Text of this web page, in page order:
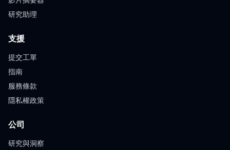
研究助理
支援
提交工單
指南
服務條款
隱私權政策
公司
研究與洞察